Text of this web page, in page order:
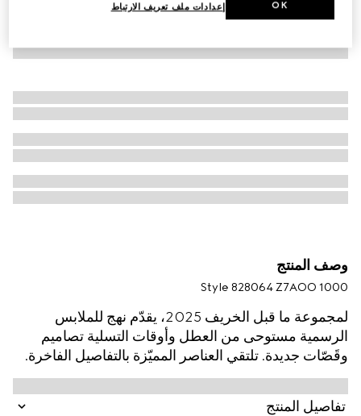
وصف المنتج
Style ‎828064 Z7AOO 1000
لمجموعة ما قبل الخريف 2025، يقدّم نهج للملابس
الرسمية مستوحى من العطل وأوقات التسلية تصاميم
وقَصّات جديدة. تلتقي العناصر المميّزة بالتفاصيل الفاخرة.
يظهر هذا الجاكيت بصف واحد من الأزرار بكانفاس قطن
وفيسكوز ويكتمل بتفصيل شريط ويب على الجهة الخلفية.
تفاصيل المنتج
إعدادات ملف تعريف الارتباط OK